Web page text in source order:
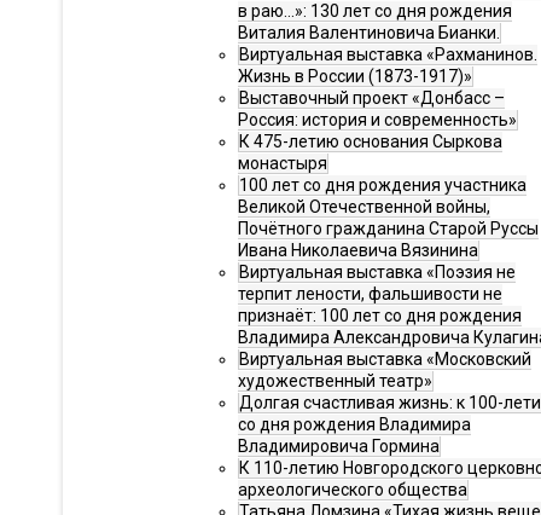
в раю…»: 130 лет со дня рождения
Виталия Валентиновича Бианки.
Виртуальная выставка «Рахманинов.
Жизнь в России (1873-1917)»
Выставочный проект «Донбасс –
Россия: история и современность»
К 475-летию основания Сыркова
монастыря
100 лет со дня рождения участника
Великой Отечественной войны,
Почётного гражданина Старой Руссы
Ивана Николаевича Вязинина
Виртуальная выставка «Поэзия не
терпит лености, фальшивости не
признаёт: 100 лет со дня рождения
Владимира Александровича
Виртуальная выставка «Московский
художественный театр»
Долгая счастливая жизнь: к 100-
со дня рождения Владимира
Владимировича Гормина
К 110-летию Новгородского
археологического общества